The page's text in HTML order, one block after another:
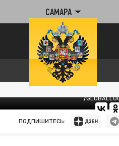
САМАРА
/
ПОДПИШИТЕСЬ: